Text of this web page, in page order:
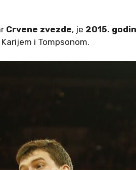
Crvene zvezde, je 2015.
i Tompsonom.